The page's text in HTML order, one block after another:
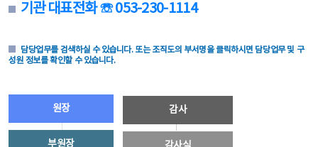
기관 대표전화 ☏ 053-230-1114
담당업무를 검색하실 수 있습니다. 또는 조직도의 부서명을 클릭하시면 담당업무 및 구
성원 정보를 확인할 수 있습니다.
원장
부원장
감사